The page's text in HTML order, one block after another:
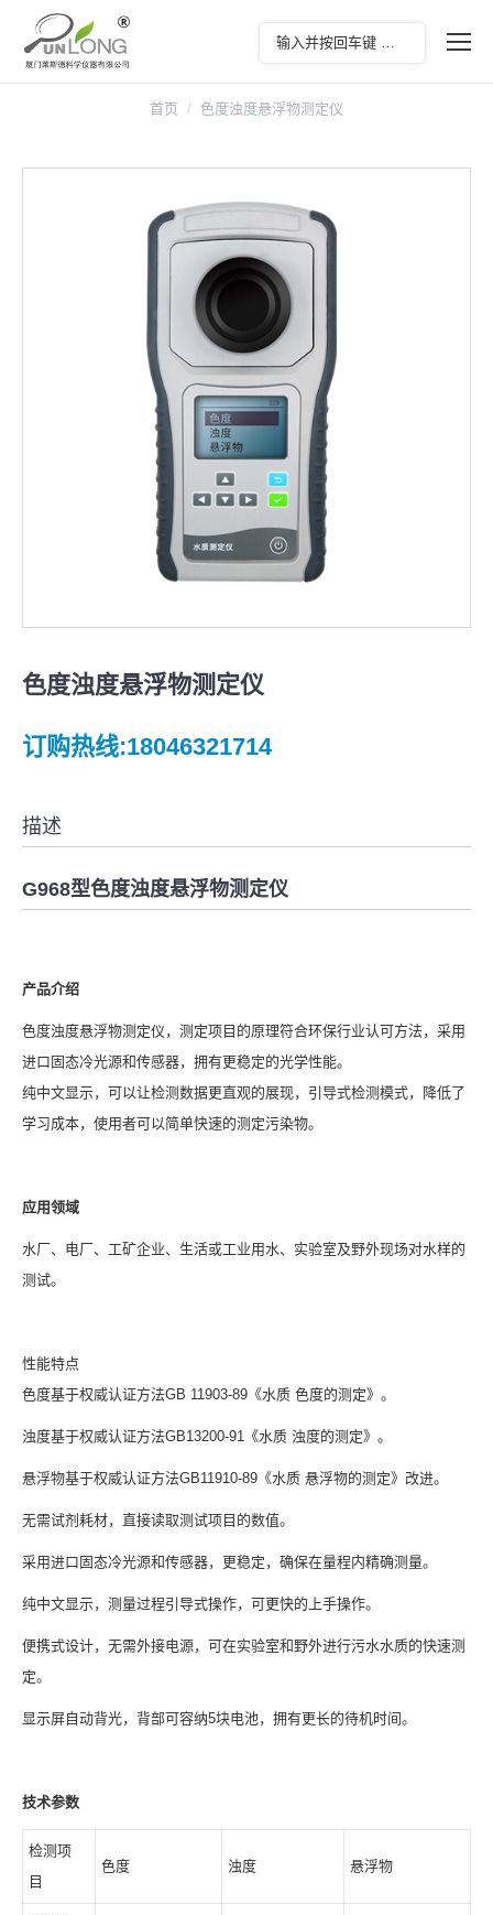
首页 色度浊度悬浮物测定仪
色度浊度悬浮物测定仪
订购热线:18046321714
描述
G968型色度浊度悬浮物测定仪
产品介绍
色度浊度悬浮物测定仪，测定项目的原理符合环保行业认可方法，采用
进口固态冷光源和传感器，拥有更稳定的光学性能。
纯中文显示，可以让检测数据更直观的展现，引导式检测模式，降低了
学习成本，使用者可以简单快速的测定污染物。
应用领域
水厂、电厂、工矿企业、生活或工业用水、实验室及野外现场对水样的
测试。
性能特点
色度基于权威认证方法GB 11903-89《水质 色度的测定》。
浊度基于权威认证方法GB13200-91《水质 浊度的测定》。
悬浮物基于权威认证方法GB11910-89《水质 悬浮物的测定》改进。
无需试剂耗材，直接读取测试项目的数值。
采用进口固态冷光源和传感器，更稳定，确保在量程内精确测量。
纯中文显示，测量过程引导式操作，可更快的上手操作。
便携式设计，无需外接电源，可在实验室和野外进行污水水质的快速测
定。
显示屏自动背光，背部可容纳5块电池，拥有更长的待机时间。
技术参数
检测项
目
色度 浊度 悬浮物